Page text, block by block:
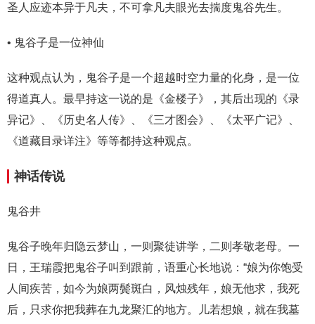
圣人应迹本异于凡夫，不可拿凡夫眼光去揣度鬼谷先生。
• 鬼谷子是一位神仙
这种观点认为，鬼谷子是一个超越时空力量的化身，是一位
得道真人。最早持这一说的是《金楼子》，其后出现的《录
异记》、《历史名人传》、《三才图会》、《太平广记》、
《道藏目录详注》等等都持这种观点。
神话传说
鬼谷井
鬼谷子晚年归隐云梦山，一则聚徒讲学，二则孝敬老母。一
日，王瑞霞把鬼谷子叫到跟前，语重心长地说：“娘为你饱受
人间疾苦，如今为娘两鬓斑白，风烛残年，娘无他求，我死
后，只求你把我葬在九龙聚汇的地方。儿若想娘，就在我墓